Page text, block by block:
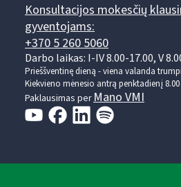
Konsultacijos mokesčių
gyventojams:
+370 5 260 5060
Darbo laikas: I-IV 8.00-17.00, V
Prieššventinę dieną - viena valanda
Kiekvieno mėnesio antrą penktadienį 8.00
Paklausimas per Mano VMI